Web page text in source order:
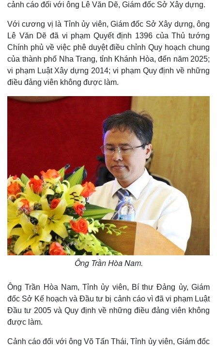
Thế giới
Quan sát
Cuộc sống đó đây
Hồ sơ
Multimedia
Video
Ảnh
E-Magazine
Infographic
cảnh cáo đối với ông Lê Văn Dẽ, Giám đốc Sở Xây dựng.
Với cương vị là Tỉnh ủy viên, Giám đốc Sở Xây dựng, ông
Lê Văn Dẽ đã vi phạm Quyết định 1396 của Thủ tướng
Chính phủ về việc phê duyệt điều chỉnh Quy hoạch chung
của thành phố Nha Trang, tỉnh Khánh Hòa, đến năm 2025;
vi phạm Luật Xây dựng 2014; vi phạm Quy định về những
điều đảng viên không được làm.
Ông Trần Hòa Nam.
Ông Trần Hòa Nam, Tỉnh ủy viên, Bí thư Đảng ủy, Giám
đốc Sở Kế hoạch và Đầu tư bị cảnh cáo vì đã vi phạm Luật
Đầu tư 2005 và Quy định về những điều đảng viên không
được làm.
Cảnh cáo đối với ông Võ Tấn Thái, Tỉnh ủy viên, Giám đốc